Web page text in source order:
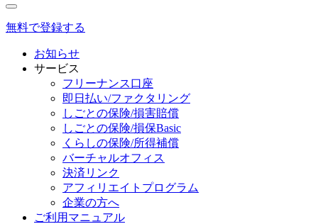
無料で登録する
お知らせ
サービス
フリーナンス口座
即日払い/ファクタリング
しごとの保険/損害賠償
しごとの保険/損保Basic
くらしの保険/所得補償
バーチャルオフィス
決済リンク
アフィリエイトプログラム
企業の方へ
ご利用マニュアル